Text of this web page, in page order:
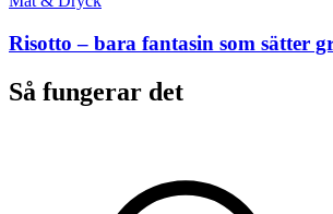
Risotto – bara fantasin som sätter
Så fungerar det